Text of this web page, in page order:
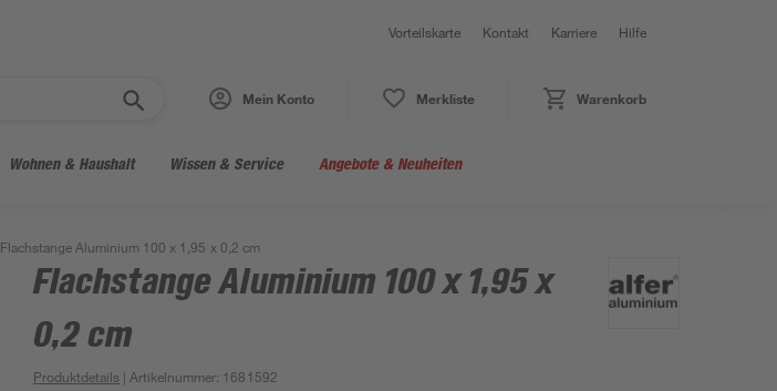
Vorteilskarte Kontakt Karriere Hilfe
Mein Konto Merkliste Warenkorb
Wohnen & Haushalt Wissen & Service Angebote & Neuheiten
Flachstange Aluminium 100 x 1,95 x 0,2 cm
Flachstange Aluminium 100 x 1,95 x
0,2 cm
Produktdetails | Artikelnummer: 1681592